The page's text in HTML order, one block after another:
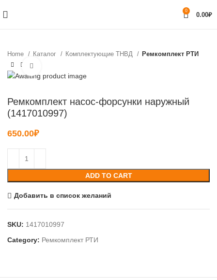
0
0.00₽
Home Каталог Комплектующие ТНВД
Ремкомплект РТИ
Ремкомплект насос-форсунки наружный
(1417010997)
650.00₽
ADD TO CART
Добавить в список желаний
SKU: 1417010997
Category: Ремкомплект РТИ